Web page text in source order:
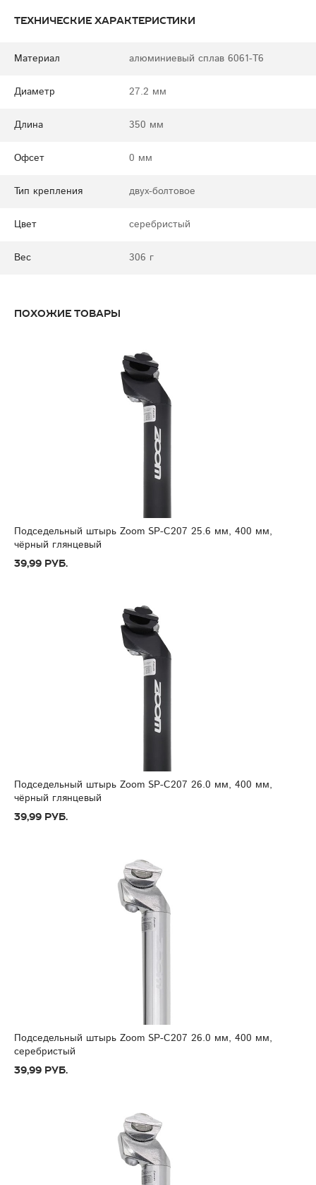
Технические характеристики
Материал алюминиевый сплав 6061-T6
Диаметр 27.2 мм
Длина 350 мм
Офсет 0 мм
Тип крепления двух-болтовое
Цвет серебристый
Вес 306 г
Похожие товары
Подседельный штырь Zoom SP-C207 25.6 мм, 400 мм,
чёрный глянцевый
39,99 руб.
Подседельный штырь Zoom SP-C207 26.0 мм, 400 мм,
чёрный глянцевый
39,99 руб.
Подседельный штырь Zoom SP-C207 26.0 мм, 400 мм,
серебристый
39,99 руб.